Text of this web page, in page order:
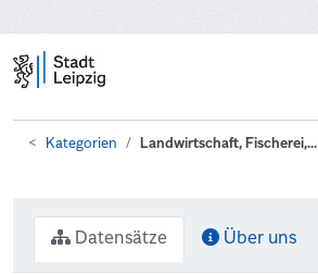
Kategorien Landwirtschaft, Fischerei,...
Datensätze Über uns